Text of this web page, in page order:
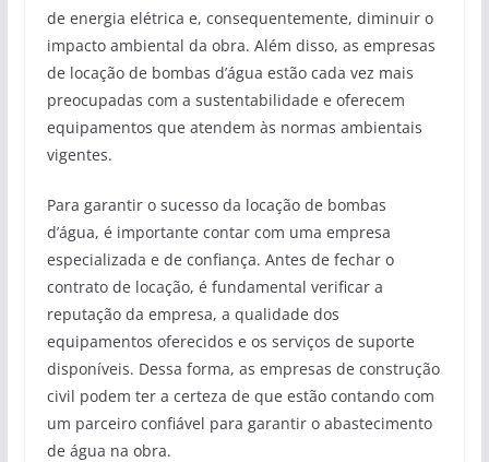
de energia elétrica e, consequentemente, diminuir o
impacto ambiental da obra. Além disso, as empresas
de locação de bombas d’água estão cada vez mais
preocupadas com a sustentabilidade e oferecem
equipamentos que atendem às normas ambientais
vigentes.
Para garantir o sucesso da locação de bombas
d’água, é importante contar com uma empresa
especializada e de confiança. Antes de fechar o
contrato de locação, é fundamental verificar a
reputação da empresa, a qualidade dos
equipamentos oferecidos e os serviços de suporte
disponíveis. Dessa forma, as empresas de construção
civil podem ter a certeza de que estão contando com
um parceiro confiável para garantir o abastecimento
de água na obra.